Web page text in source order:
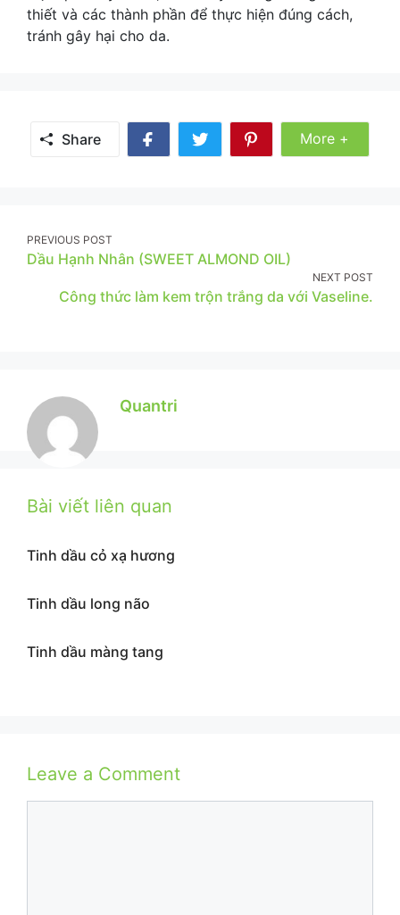
thiết và các thành phần để thực hiện đúng cách,
tránh gây hại cho da.
Share
Share
Share
More
More +
Post
navigation
PREVIOUS POST
Dầu Hạnh Nhân (SWEET ALMOND OIL)
NEXT POST
Công thức làm kem trộn trắng da với Vaseline.
Quantri
Bài viết liên quan
Tinh dầu cỏ xạ hương
Tinh dầu long não
Tinh dầu màng tang
Leave a Comment